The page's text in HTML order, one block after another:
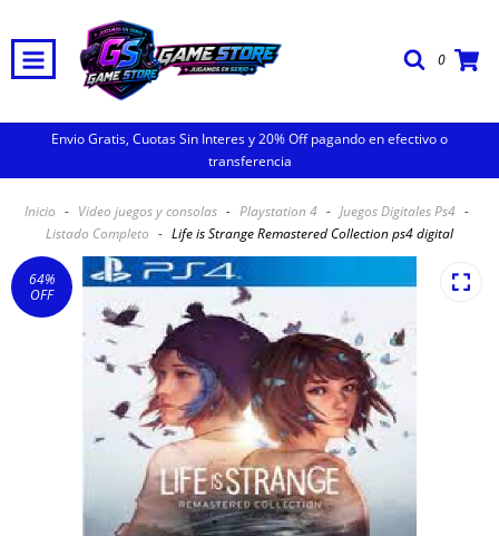
0
Envio Gratis, Cuotas Sin Interes y 20% Off pagando en efectivo o
transferencia
Inicio - Video juegos y consolas - Playstation 4 - Juegos Digitales Ps4 -
Listado Completo - Life is Strange Remastered Collection ps4 digital
64%
OFF